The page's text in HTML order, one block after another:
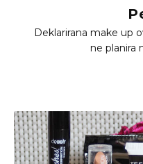
Deklarirana make up
ne planira